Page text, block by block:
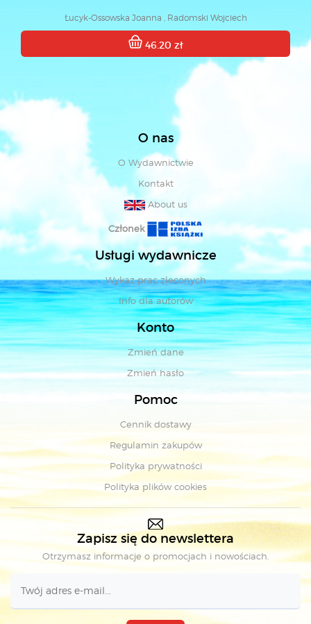
Łucyk-Ossowska Joanna , Radomski Wojciech
46.20 zł
O nas
O Wydawnictwie
Kontakt
About us
Członek
Usługi wydawnicze
Wykaz prac zleconych
Info dla autorów
Konto
Zmień dane
Zmień hasło
Pomoc
Cennik dostawy
Regulamin zakupów
Polityka prywatności
Polityka plików cookies
Zapisz się do newslettera
Otrzymasz informacje o promocjach i nowościach.